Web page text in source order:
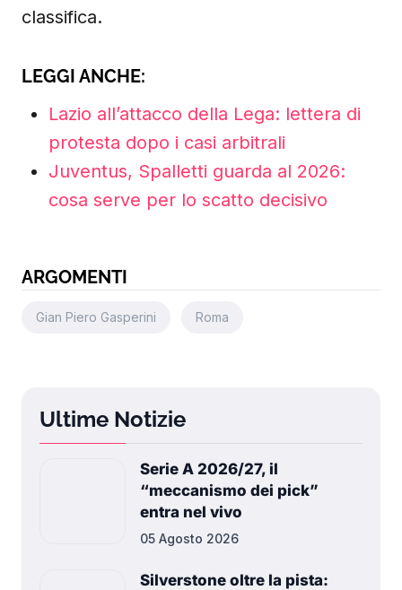
classifica.
LEGGI ANCHE:
Lazio all’attacco della Lega: lettera di
protesta dopo i casi arbitrali
Juventus, Spalletti guarda al 2026:
cosa serve per lo scatto decisivo
ARGOMENTI
Gian Piero Gasperini Roma
Ultime Notizie
Serie A 2026/27, il
“meccanismo dei pick”
entra nel vivo
05 Agosto 2026
Silverstone oltre la pista: